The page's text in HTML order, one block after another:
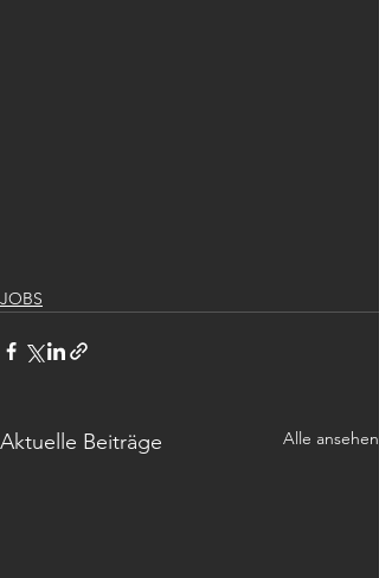
JOBS
Aktuelle Beiträge Alle ansehen